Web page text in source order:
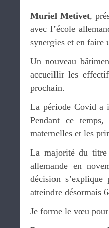
Muriel Metivet,
avec l’école
synergies et en faire
Un nouveau
accueillir les
prochain.
La période Covid a
Pendant ce
maternelles et les
La majorité du titre
allemande en
décision
atteindre désormais
Je forme le vœu